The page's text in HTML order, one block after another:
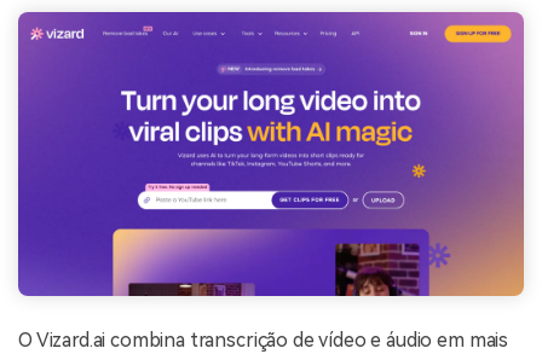
O Vizard.ai combina transcrição de vídeo e áudio em mais